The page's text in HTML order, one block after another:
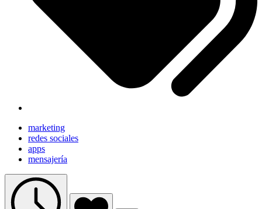
marketing
redes sociales
apps
mensajería